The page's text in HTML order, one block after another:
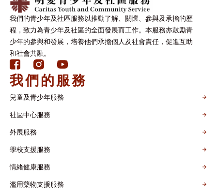
我們的青少年及社區服務以推動了解、關懷、參與及承擔的歷
程，致力為青少年及社區的全面發展而工作。本服務亦鼓勵青
少年的參與和發展，培養他們承擔個人及社會責任，促進互助
和社會共融。
我們的服務
兒童及青少年服務
社區中心服務
外展服務
學校支援服務
情緒健康服務
濫用藥物支援服務